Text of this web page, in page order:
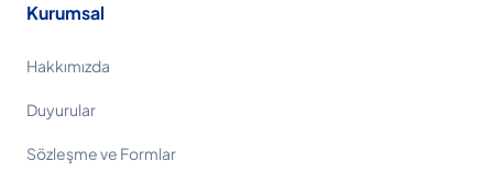
Kurumsal
Hakkımızda
Duyurular
Sözleşme ve Formlar